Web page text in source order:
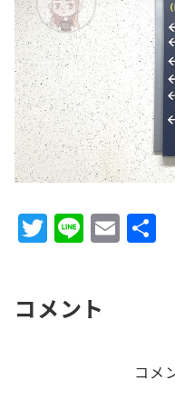
T
w
te
Li
n
E
m
コメント
コメ